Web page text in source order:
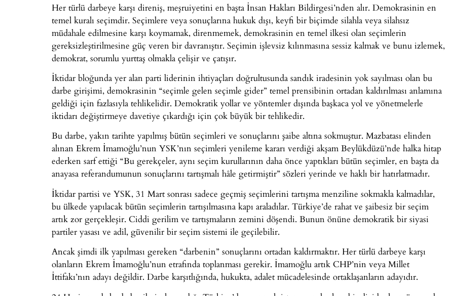
Her türlü darbeye karşı direniş, meşruiyetini en başta İnsan Hakları Bildirgesi’nden alır. Demokrasinin en
temel kuralı seçimdir. Seçimlere veya sonuçlarına hukuk dışı, keyfi bir biçimde silahla veya silahsız
müdahale edilmesine karşı koymamak, direnmemek, demokrasinin en temel ilkesi olan seçimlerin
gereksizleştirilmesine güç veren bir davranıştır. Seçimin işlevsiz kılınmasına sessiz kalmak ve bunu izlemek,
demokrat, sorumlu yurttaş olmakla çelişir ve çatışır.
İktidar bloğunda yer alan parti liderinin ihtiyaçları doğrultusunda sandık iradesinin yok sayılması olan bu
darbe girişimi, demokrasinin “seçimle gelen seçimle gider” temel prensibinin ortadan kaldırılması anlamına
geldiği için fazlasıyla tehlikelidir. Demokratik yollar ve yöntemler dışında başkaca yol ve yönetmelerle
iktidarı değiştirmeye davetiye çıkardığı için çok büyük bir tehlikedir.
Bu darbe, yakın tarihte yapılmış bütün seçimleri ve sonuçlarını şaibe altına sokmuştur. Mazbatası elinden
alınan Ekrem İmamoğlu’nun YSK’nın seçimleri yenileme kararı verdiği akşam Beylükdüzü’nde halka hitap
ederken sarf ettiği “Bu gerekçeler, aynı seçim kurullarının daha önce yaptıkları bütün seçimler, en başta da
anayasa referandumunun sonuçlarını tartışmalı hâle getirmiştir” sözleri yerinde ve haklı bir hatırlatmadır.
İktidar partisi ve YSK, 31 Mart sonrası sadece geçmiş seçimlerini tartışma menziline sokmakla kalmadılar,
bu ülkede yapılacak bütün seçimlerin tartışılmasına kapı araladılar. Türkiye’de rahat ve şaibesiz bir seçim
artık zor gerçekleşir. Ciddi gerilim ve tartışmaların zemini döşendi. Bunun önüne demokratik bir siyasi
partiler yasası ve adil, güvenilir bir seçim sistemi ile geçilebilir.
Ancak şimdi ilk yapılması gereken “darbenin” sonuçlarını ortadan kaldırmaktır. Her türlü darbeye karşı
olanların Ekrem İmamoğlu’nun etrafında toplanması gerekir. İmamoğlu artık CHP’nin veya Millet
İttifakı’nın adayı değildir. Darbe karşıtlığında, hukukta, adalet mücadelesinde ortaklaşanların adayıdır.